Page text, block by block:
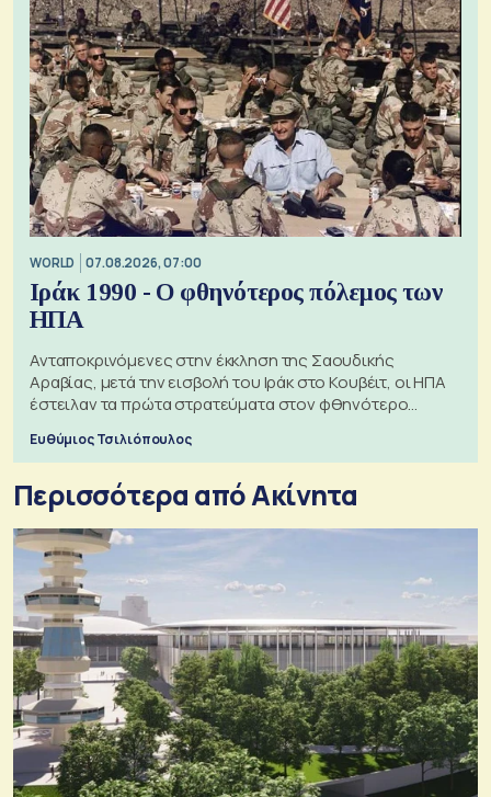
WORLD 07.08.2026, 07:00
Ιράκ 1990 - Ο φθηνότερος πόλεμος των
ΗΠΑ
Ανταποκρινόμενες στην έκκληση της Σαουδικής
Αραβίας, μετά την εισβολή του Ιράκ στο Κουβέιτ, οι ΗΠΑ
έστειλαν τα πρώτα στρατεύματα στον φθηνότερο
Ευθύμιος Τσιλιόπουλος
Περισσότερα από Ακίνητα